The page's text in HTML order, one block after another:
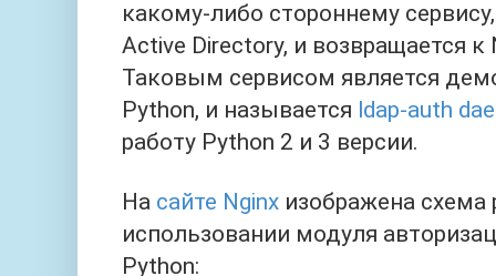
какому-либо стороннему
Active Directory, и возвращается к
Таковым сервисом является
Python, и называется ldap‑auth
работу Python 2 и 3 версии.
На сайте Nginx изображена схема
использовании модуля
Python: